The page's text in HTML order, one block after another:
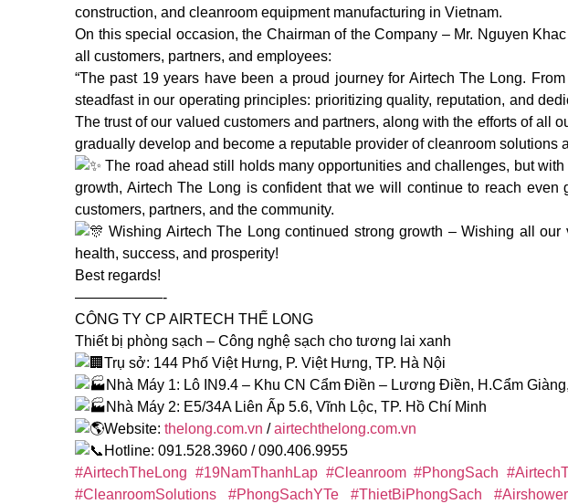
construction, and cleanroom equipment manufacturing in Vietnam.
On this special occasion, the Chairman of the Company – Mr. Nguyen
all customers, partners, and employees:
“The past 19 years have been a proud journey for Airtech The Long.
steadfast in our operating principles: prioritizing quality, reputation, and
The trust of our valued customers and partners, along with the efforts of all
gradually develop and become a reputable provider of cleanroom solutions
The road ahead still holds many opportunities and challenges, but
growth, Airtech The Long is confident that we will continue to reach even
customers, partners, and the community.
Wishing Airtech The Long continued strong growth – Wishing all our
health, success, and prosperity!
Best regards!
——————-
CÔNG TY CP AIRTECH THẾ LONG
Thiết bị phòng sạch – Công nghệ sạch cho tương lai xanh
Trụ sở: 144 Phố Việt Hưng, P. Việt Hưng, TP. Hà Nội
Nhà Máy 1: Lô IN9.4 – Khu CN Cẩm Điền – Lương Điền, H.Cẩm
Nhà Máy 2: E5/34A Liên Ấp 5.6, Vĩnh Lộc, TP. Hồ Chí Minh
Website: thelong.com.vn /airtechthelong.com.vn
Hotline: 091.528.3960 / 090.406.9955
#AirtechTheLong #19NamThanhLap #Cleanroom #PhongSach
#CleanroomSolutions
#PhongSachYTe #ThietBiPhongSach #Airshower